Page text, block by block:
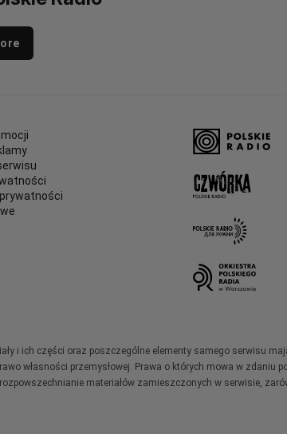
i ich części oraz poszczególne elementy samego serwisu
własności przemysłowej. Prawa o których mowa w
materiałów zamieszczonych w serwisie,